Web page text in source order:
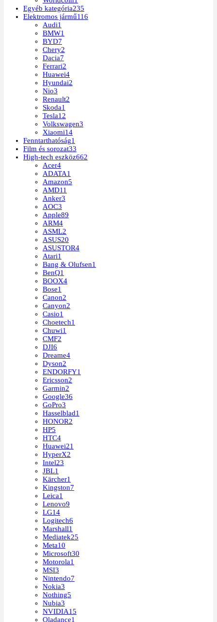
Egyéb kategória235
Elektromos jármű116
Audi1
BMW1
BYD7
Chery2
Dacia7
Ferrari2
Huawei4
Hyundai2
Nio3
Renault2
Skoda1
Tesla12
Volkswagen3
Xiaomi14
Fenntarthatóság1
Film és sorozat33
High-tech eszköz662
Acer4
ADATA1
Amazon5
AMD11
Anker3
AOC3
Apple89
ARM4
ASML2
ASUS20
ASUSTOR4
Atari1
Bang & Olufsen1
BenQ1
BOOX4
Bose1
Canon2
Canyon2
Casio1
Choetech1
Chuwi1
CMF2
DJI6
Dreame4
Dyson2
ENDORFY1
Ericsson2
Garmin2
Google36
GoPro3
Hasselblad1
HONOR2
HP5
HTC4
Huawei21
HyperX2
Intel23
JBL1
Kärcher1
Kingston7
Leica1
Lenovo9
LG14
Logitech6
Marshall1
Mediatek25
Meta10
Microsoft30
Motorola1
MSI3
Nintendo7
Nokia3
Nothing5
Nubia3
NVIDIA15
Oladance1